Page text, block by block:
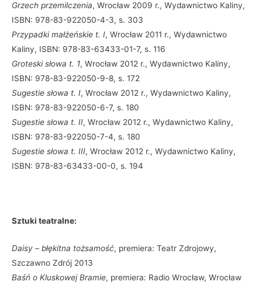
Grzech przemilczenia, Wrocław 2009 r., Wydawnictwo Kaliny,
ISBN: 978-83-922050-4-3, s. 303
Przypadki małżeńskie t. I, Wrocław 2011 r., Wydawnictwo
Kaliny, ISBN: 978-83-63433-01-7, s. 116
Groteski słowa t. 1, Wrocław 2012 r., Wydawnictwo Kaliny,
ISBN: 978-83-922050-9-8, s. 172
Sugestie słowa t. I, Wrocław 2012 r., Wydawnictwo Kaliny,
ISBN: 978-83-922050-6-7, s. 180
Sugestie słowa t. II, Wrocław 2012 r., Wydawnictwo Kaliny,
ISBN: 978-83-922050-7-4, s. 180
Sugestie słowa t. III, Wrocław 2012 r., Wydawnictwo Kaliny,
ISBN: 978-83-63433-00-0, s. 194
Sztuki teatralne:
Daisy – błękitna tożsamość, premiera: Teatr Zdrojowy,
Szczawno Zdrój 2013
Baśń o Kluskowej Bramie, premiera: Radio Wrocław, Wrocław